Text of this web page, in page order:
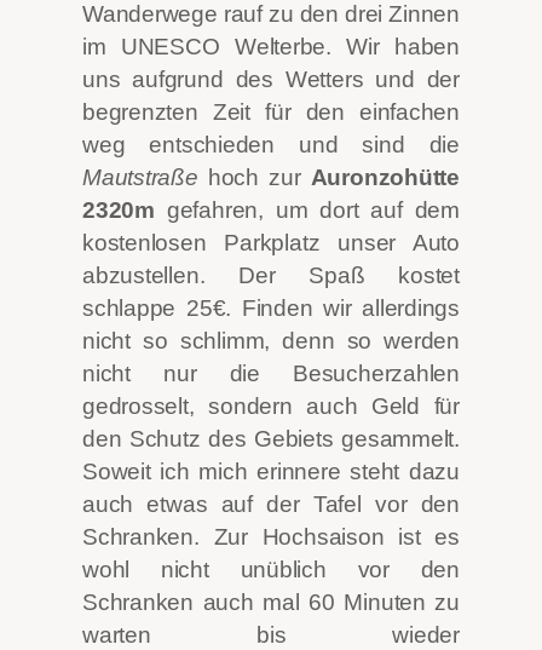
Wanderwege rauf zu den drei Zinnen
im UNESCO Welterbe. Wir haben
uns aufgrund des Wetters und der
begrenzten Zeit für den einfachen
weg entschieden und sind die
Mautstraße hoch zur Auronzohütte
2320m gefahren, um dort auf dem
kostenlosen Parkplatz unser Auto
abzustellen. Der Spaß kostet
schlappe 25€. Finden wir allerdings
nicht so schlimm, denn so werden
nicht nur die Besucherzahlen
gedrosselt, sondern auch Geld für
den Schutz des Gebiets gesammelt.
Soweit ich mich erinnere steht dazu
auch etwas auf der Tafel vor den
Schranken. Zur Hochsaison ist es
wohl nicht unüblich vor den
Schranken auch mal 60 Minuten zu
warten bis wieder